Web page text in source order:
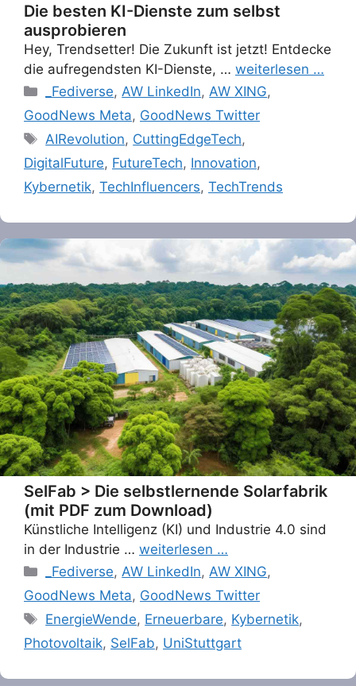
Die besten KI-Dienste zum selbst
ausprobieren
Hey, Trendsetter! Die Zukunft ist jetzt! Entdecke
die aufregendsten KI-Dienste, … weiterlesen …
Categories
_Fediverse, AW LinkedIn, AW XING,
GoodNews Meta, GoodNews Twitter
Tags
AIRevolution, CuttingEdgeTech,
DigitalFuture, FutureTech, Innovation,
Kybernetik, TechInfluencers, TechTrends
SelFab > Die selbstlernende Solarfabrik
(mit PDF zum Download)
Künstliche Intelligenz (KI) und Industrie 4.0 sind
in der Industrie … weiterlesen …
Categories
_Fediverse, AW LinkedIn, AW XING,
GoodNews Meta, GoodNews Twitter
Tags
EnergieWende, Erneuerbare, Kybernetik,
Photovoltaik, SelFab, UniStuttgart